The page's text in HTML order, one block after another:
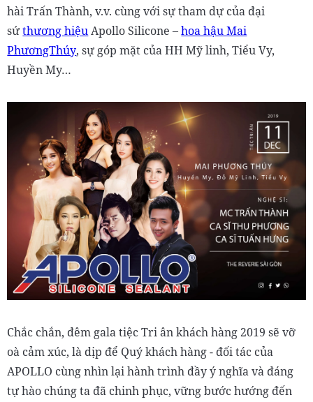
hài Trấn Thành, v.v. cùng với sự tham dự của đại
sứthương hiệuApollo Silicone –hoa hậu Mai
PhươngThúy, sự góp mặt của HH Mỹ linh, Tiểu Vy,
Huyền My…
Chắc chắn, đêm gala tiệc Tri ân khách hàng 2019 sẽ vỡ
oà cảm xúc, là dịp để Quý khách hàng - đối tác của
APOLLO cùng nhìn lại hành trình đầy ý nghĩa và đáng
tự hào chúng ta đã chinh phục, vững bước hướng đến